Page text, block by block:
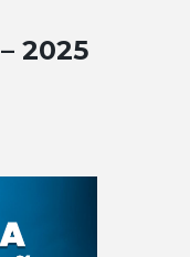
2025